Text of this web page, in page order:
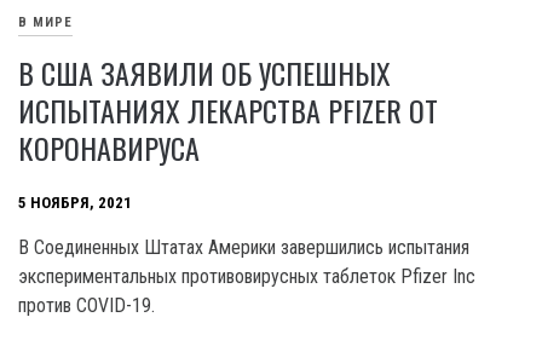
В МИРЕ
В США ЗАЯВИЛИ ОБ УСПЕШНЫХ
ИСПЫТАНИЯХ ЛЕКАРСТВА PFIZER ОТ
КОРОНАВИРУСА
5 НОЯБРЯ, 2021
В Соединенных Штатах Америки завершились испытания
экспериментальных противовирусных таблеток Pfizer Inc
против COVID-19.